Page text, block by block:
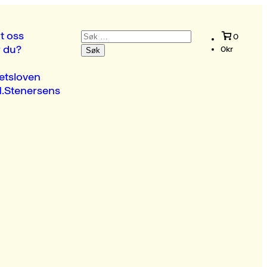
oss
du?
Søk
etter:
0
0kr